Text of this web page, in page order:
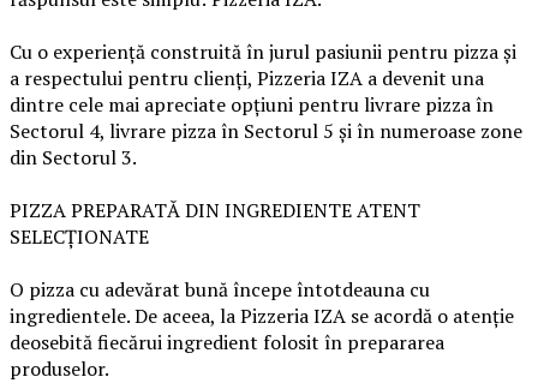
Cu o experiență construită în jurul pasiunii pentru pizza și
a respectului pentru clienți, Pizzeria IZA a devenit una
dintre cele mai apreciate opțiuni pentru livrare pizza în
Sectorul 4, livrare pizza în Sectorul 5 și în numeroase zone
din Sectorul 3.
PIZZA PREPARATĂ DIN INGREDIENTE ATENT
SELECȚIONATE
O pizza cu adevărat bună începe întotdeauna cu
ingredientele. De aceea, la Pizzeria IZA se acordă o atenție
deosebită fiecărui ingredient folosit în prepararea
produselor.